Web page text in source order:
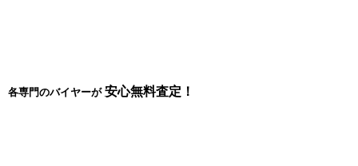
各専門のバイヤーが 安心無料査定！